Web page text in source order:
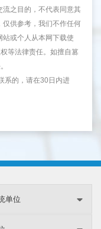
流之目的，不代表同意其
供参考，我们不作任何
或个人从本网下载使
等法律责任。如擅自篡
系的，请在30日内进
单位